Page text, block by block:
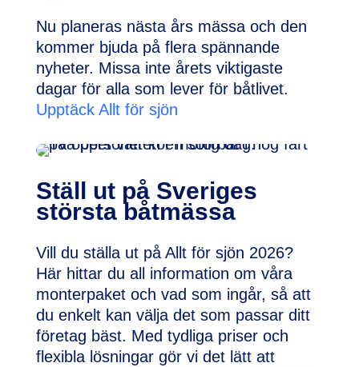
Nu planeras nästa års mässa och den
kommer bjuda på flera spännande
nyheter. Missa inte årets viktigaste
dagar för alla som lever för båtlivet.
Upptäck Allt för sjön
Ställ ut på Sveriges
största båtmässa
Vill du ställa ut på Allt för sjön 2026?
Här hittar du all information om våra
monterpaket och vad som ingår, så att
du enkelt kan välja det som passar ditt
företag bäst. Med tydliga priser och
flexibla lösningar gör vi det lätt att